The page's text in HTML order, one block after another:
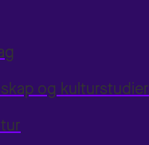
og kulturstudier